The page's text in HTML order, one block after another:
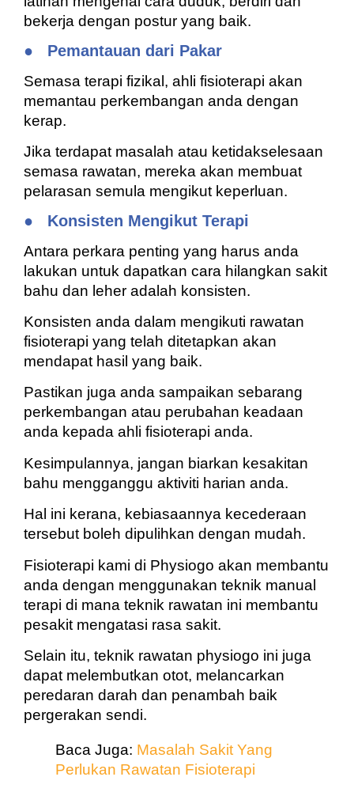
bekerja dengan postur yang baik.
● Pemantauan dari Pakar
Semasa terapi fizikal, ahli fisioterapi akan
memantau perkembangan anda dengan
kerap.
Jika terdapat masalah atau ketidakselesaan
semasa rawatan, mereka akan membuat
pelarasan semula mengikut keperluan.
● Konsisten Mengikut Terapi
Antara perkara penting yang harus anda
lakukan untuk dapatkan cara hilangkan sakit
bahu dan leher adalah konsisten.
Konsisten anda dalam mengikuti rawatan
fisioterapi yang telah ditetapkan akan
mendapat hasil yang baik.
Pastikan juga anda sampaikan sebarang
perkembangan atau perubahan keadaan
anda kepada ahli fisioterapi anda.
Kesimpulannya, jangan biarkan kesakitan
bahu mengganggu aktiviti harian anda.
Hal ini kerana, kebiasaannya kecederaan
tersebut boleh dipulihkan dengan mudah.
Fisioterapi kami di Physiogo akan membantu
anda dengan menggunakan teknik manual
terapi di mana teknik rawatan ini membantu
pesakit mengatasi rasa sakit.
Selain itu, teknik rawatan physiogo ini juga
dapat melembutkan otot, melancarkan
peredaran darah dan penambah baik
pergerakan sendi.
Baca Juga: Masalah Sakit Yang
Perlukan Rawatan Fisioterapi